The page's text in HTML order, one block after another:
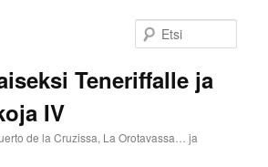
Teneriffalle ja
IV
de la Cruzissa, La Orotavassa… ja